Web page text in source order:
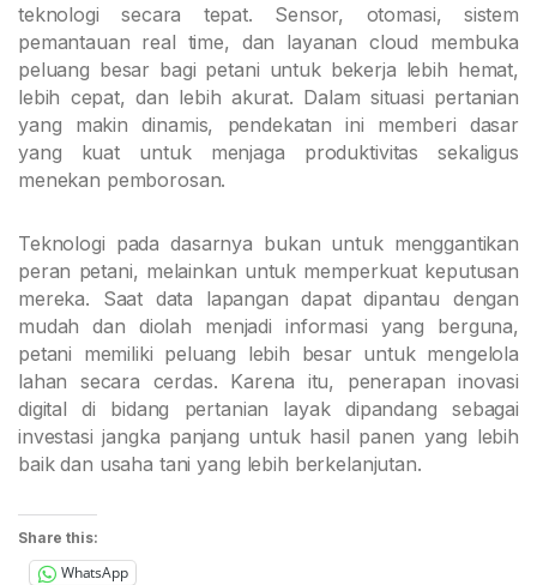
teknologi secara tepat. Sensor, otomasi, sistem
pemantauan real time, dan layanan cloud membuka
peluang besar bagi petani untuk bekerja lebih hemat,
lebih cepat, dan lebih akurat. Dalam situasi pertanian
yang makin dinamis, pendekatan ini memberi dasar
yang kuat untuk menjaga produktivitas sekaligus
menekan pemborosan.
Teknologi pada dasarnya bukan untuk menggantikan
peran petani, melainkan untuk memperkuat keputusan
mereka. Saat data lapangan dapat dipantau dengan
mudah dan diolah menjadi informasi yang berguna,
petani memiliki peluang lebih besar untuk mengelola
lahan secara cerdas. Karena itu, penerapan inovasi
digital di bidang pertanian layak dipandang sebagai
investasi jangka panjang untuk hasil panen yang lebih
baik dan usaha tani yang lebih berkelanjutan.
Share this:
WhatsApp